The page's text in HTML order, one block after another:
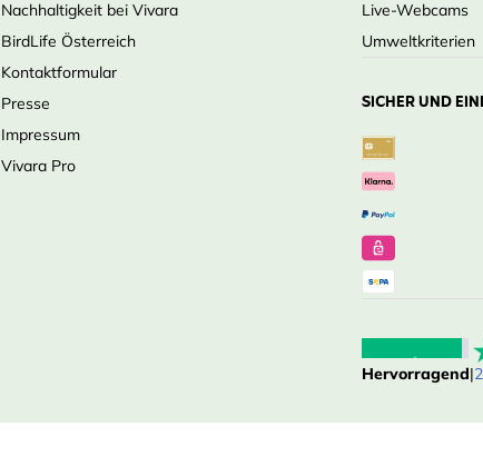
Nachhaltigkeit bei Vivara
BirdLife Österreich
Kontaktformular
Presse
Impressum
Vivara Pro
Live-Webcams
Umweltkriterien
SICHER UND
Hervorragend|